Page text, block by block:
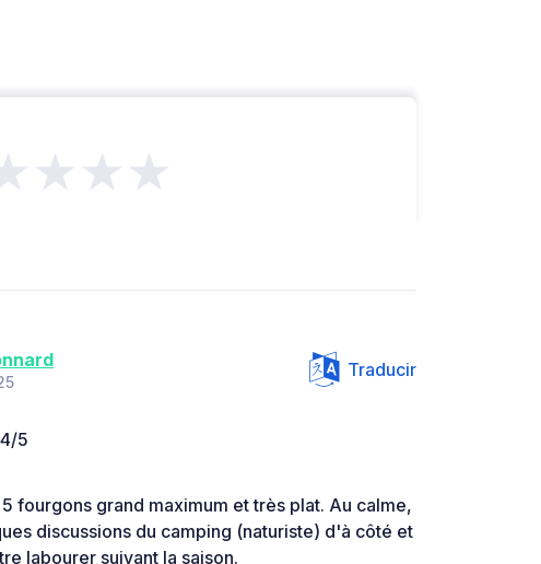
Traducir
4/5
fourgons grand maximum et très plat. Au calme,
discussions du camping (naturiste) d'à côté et
labourer suivant la saison.